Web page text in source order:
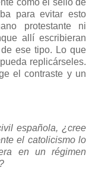
para evitar esto
protestante ni
allí escribieran
ese tipo. Lo que
replicárseles.
el contraste y un
española, ¿cree
el catolicismo lo
en un régimen